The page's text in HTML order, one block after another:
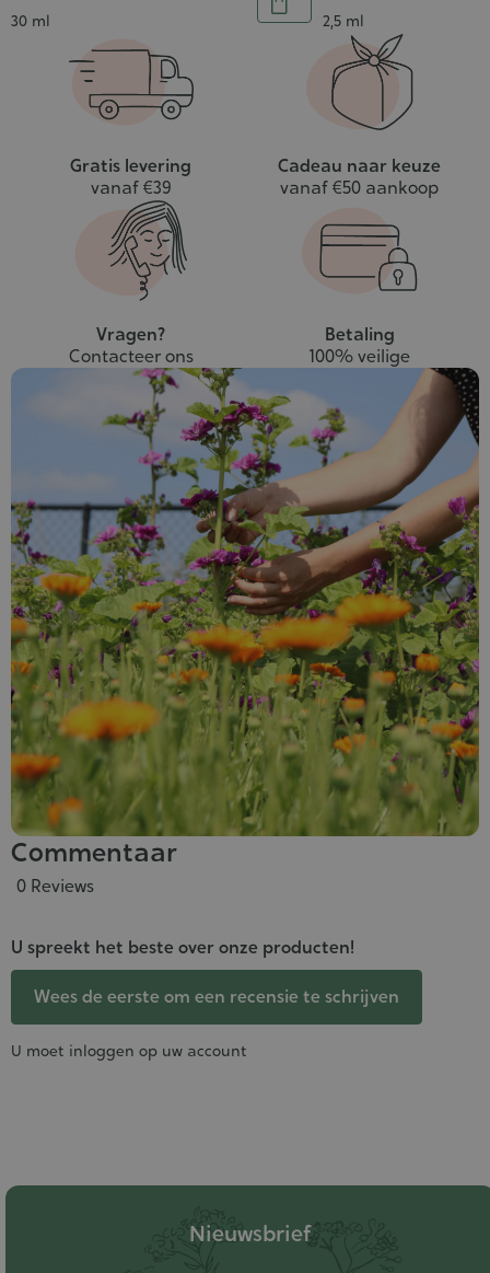
Inhoud
30 ml
In
winkelwagen
Inhoud
2,5 ml
Gratis levering
vanaf €39
Cadeau naar keuze
vanaf €50 aankoop
Vragen?
Contacteer ons
Betaling
100% veilige
Commentaar
0 Reviews
U spreekt het beste over onze producten!
Wees de eerste om een recensie te schrijven
U moet inloggen op uw account
Nieuwsbrief